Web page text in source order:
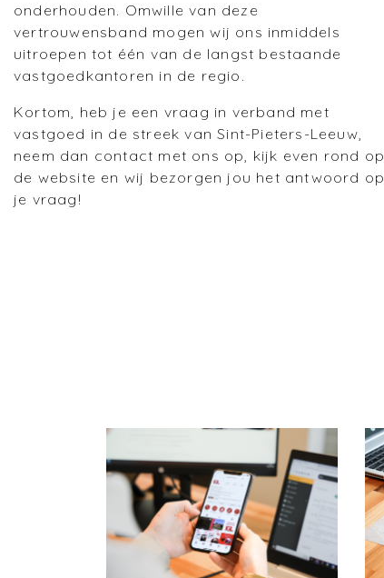
onderhouden. Omwille van deze
vertrouwensband mogen wij ons inmiddels
uitroepen tot één van de langst bestaande
vastgoedkantoren in de regio.
Kortom, heb je een vraag in verband met
vastgoed in de streek van Sint-Pieters-Leeuw,
neem dan contact met ons op, kijk even rond op
de website en wij bezorgen jou het antwoord op
je vraag!